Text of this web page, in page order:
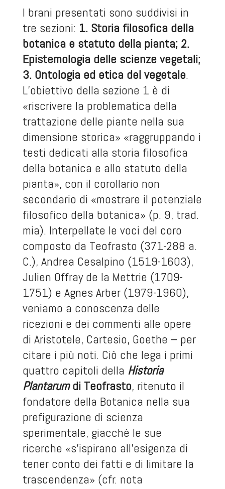
I brani presentati sono suddivisi in
tre sezioni: 1. Storia filosofica della
botanica e statuto della pianta; 2.
Epistemologia delle scienze vegetali;
3. Ontologia ed etica del vegetale.
L’obiettivo della sezione 1 è di
«riscrivere la problematica della
trattazione delle piante nella sua
dimensione storica» «raggruppando i
testi dedicati alla storia filosofica
della botanica e allo statuto della
pianta», con il corollario non
secondario di «mostrare il potenziale
filosofico della botanica» (p. 9, trad.
mia). Interpellate le voci del coro
composto da Teofrasto (371-288 a.
C.), Andrea Cesalpino (1519-1603),
Julien Offray de la Mettrie (1709-
1751) e Agnes Arber (1979-1960),
veniamo a conoscenza delle
ricezioni e dei commenti alle opere
di Aristotele, Cartesio, Goethe – per
citare i più noti. Ciò che lega i primi
quattro capitoli della Historia
Plantarumdi Teofrasto, ritenuto il
fondatore della Botanica nella sua
prefigurazione di scienza
sperimentale, giacché le sue
ricerche «s’ispirano all’esigenza di
tener conto dei fatti e di limitare la
trascendenza» (cfr. nota